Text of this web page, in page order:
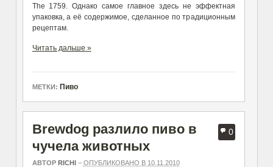
The 1759. Однако самое главное здесь не эффектная
упаковка, а её содержимое, сделанное по традиционным
рецептам.
Читать дальше »
МЕТКИ: Пиво
0
Brewdog разлило пиво в
чучела животных
АВТОР RICHI– ОПУБЛИКОВАНО В 10.11.2010